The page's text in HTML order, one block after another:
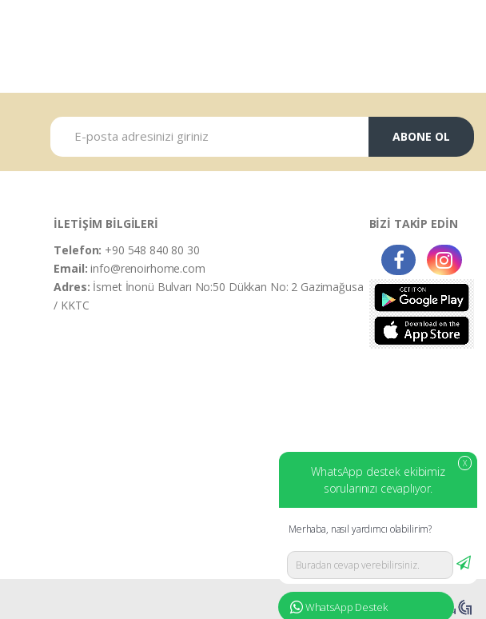
ABONE OL
İLETİŞİM BİLGİLERİ
Telefon: +90 548 840 80 30
Email:info@renoirhome.com
Adres: İsmet İnonü Bulvarı No:50 Dükkan No: 2 Gazimağusa
/ KKTC
BİZİ TAKİP EDİN
X
WhatsApp destek ekibimiz
sorularınızı cevaplıyor.
Merhaba, nasıl yardımcı olabilirim?
WhatsApp Destek